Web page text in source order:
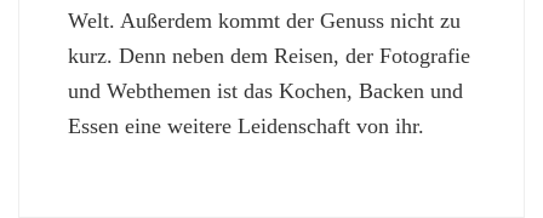
Welt. Außerdem kommt der Genuss nicht zu
kurz. Denn neben dem Reisen, der Fotografie
und Webthemen ist das Kochen, Backen und
Essen eine weitere Leidenschaft von ihr.